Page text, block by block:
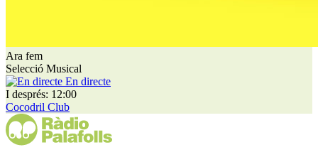
Ara fem
Selecció Musical
En directe
I després: 12:00
Cocodril Club